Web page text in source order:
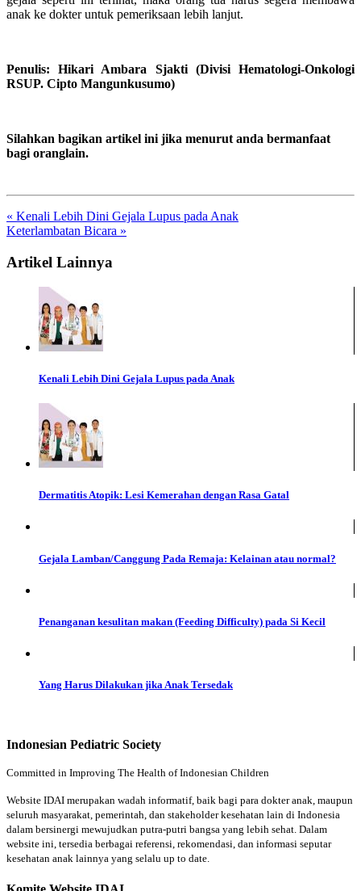
anak ke dokter untuk pemeriksaan lebih lanjut.
Penulis: Hikari Ambara Sjakti (Divisi Hematologi-Onkologi
RSUP. Cipto Mangunkusumo)
Silahkan bagikan artikel ini jika menurut anda bermanfaat
bagi oranglain.
« Kenali Lebih Dini Gejala Lupus pada Anak
Keterlambatan Bicara »
Artikel Lainnya
Kenali Lebih Dini Gejala Lupus pada Anak
Dermatitis Atopik: Lesi Kemerahan dengan Rasa Gatal
Gejala Lamban/Canggung Pada Remaja: Kelainan atau normal?
Penanganan kesulitan makan (Feeding Difficulty) pada Si Kecil
Yang Harus Dilakukan jika Anak Tersedak
Indonesian Pediatric Society
Committed in Improving The Health of Indonesian Children
Website IDAI merupakan wadah informatif, baik bagi para dokter anak, maupun
seluruh masyarakat, pemerintah, dan stakeholder kesehatan lain di Indonesia
dalam bersinergi mewujudkan putra-putri bangsa yang lebih sehat. Dalam
website ini, tersedia berbagai referensi, rekomendasi, dan informasi seputar
kesehatan anak lainnya yang selalu up to date.